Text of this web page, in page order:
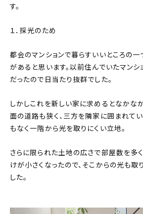
す。
１．採光のため
都会のマンションで暮らすいいところの一
があると思います。以前住んでいたマン
だったので日当たり抜群でした。
しかしこれを新しい家に求めるとなかな
面の道路も狭く、三方を隣家に囲まれて
もなく一階から光を取りにくい立地。
さらに限られた土地の広さで部屋数を多
けが小さくなったので、そこからの光も取
した。